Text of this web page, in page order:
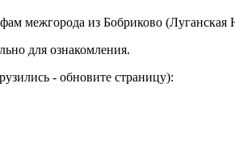
межгорода из Бобриково (Луганская
для ознакомления.
- обновите страницу):